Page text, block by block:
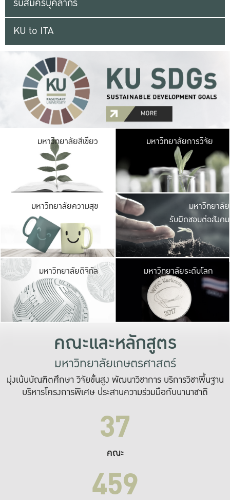
KU to ITA
มหาวิทยาลัยสีเขียว มหาวิ
มีพื้นที่เขียวสดใส
เป็นป่าในเมือง เกษต
มหาวิทยาลัยการวิจัย
มหาวิทยาลัยความสุข มหาวิ
ค
เปิดประ
และพบเรื่องราวใ
มหาวิทยาลัย
รับผิดชอบต่อสังคม
มหาวิทยาลัยดิจิทัล มหาวิ
เปลี่ยนแปลง แล
เพื่อทำง
ระบบสารสนเทศ
มหาวิทยาลัยระดับโลก
คณะและหลักสูตร
มหาวิทยาลัยเกษตรศาสตร์
มุ่งเน้นบัณฑิตศึกษา วิจัยขั้นสูง พัฒนาวิชาการ บริการวิชาพื้นฐาน
บริหารโครงการพิเศษ ประสานความร่วมมือกับนานาชาติ
37
คณะ
459